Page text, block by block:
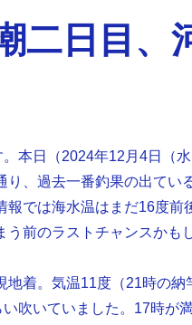
二日目、
本日（2024年12月4日（
り、過去一番釣果の出てい
報では海水温はまだ16度
う前のラストチャンスかも
地着。気温11度（21時の
吹いていました。17時が